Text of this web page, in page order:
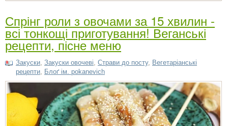
Спрінг роли з овочами за 15 хвилин -
всі тонкощі приготування! Веганські
рецепти, пісне меню
Закуски, Закуски овочеві, Страви до посту, Вегетаріанські
рецепти, Блоґ ім. pokanevich